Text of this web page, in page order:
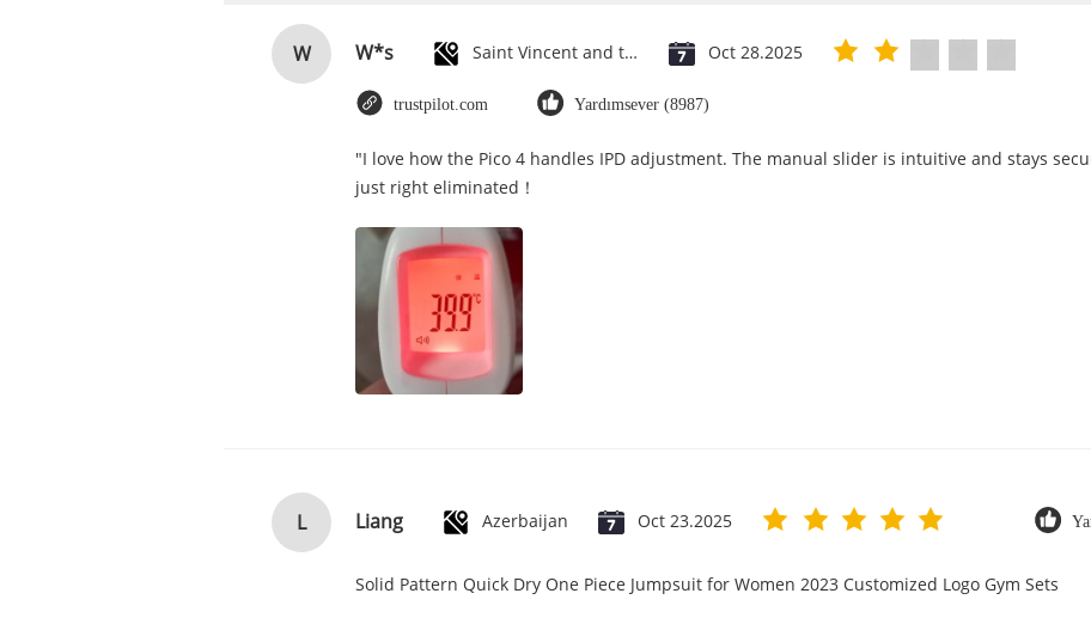
W W*s Saint Vincent and the Grenadines Oct 28.2025
trustpilot.com Yardımsever (8987)
"I love how the Pico 4 handles IPD adjustment. The manual slider is intuitive and stays
just right eliminated！
L Liang Azerbaijan Oct 23.2025
Solid Pattern Quick Dry One Piece Jumpsuit for Women 2023 Customized Logo Gym Sets